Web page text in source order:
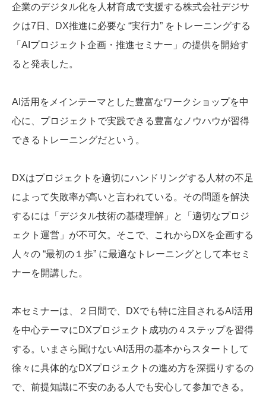
企業のデジタル化を人材育成で支援する株式会社デジサ
クは7日、DX推進に必要な “実行力” をトレーニングする
「AIプロジェクト企画・推進セミナー」の提供を開始す
ると発表した。
AI活用をメインテーマとした豊富なワークショップを中
心に、プロジェクトで実践できる豊富なノウハウが習得
できるトレーニングだという。
DXはプロジェクトを適切にハンドリングする人材の不足
によって失敗率が高いと言われている。その問題を解決
するには「デジタル技術の基礎理解」と「適切なプロジ
ェクト運営」が不可欠。そこで、これからDXを企画する
人々の “最初の１歩” に最適なトレーニングとして本セミ
ナーを開講した。
本セミナーは、２日間で、DXでも特に注目されるAI活用
を中心テーマにDXプロジェクト成功の４ステップを習得
する。いまさら聞けないAI活用の基本からスタートして
徐々に具体的なDXプロジェクトの進め方を深掘りするの
で、前提知識に不安のある人でも安心して参加できる。